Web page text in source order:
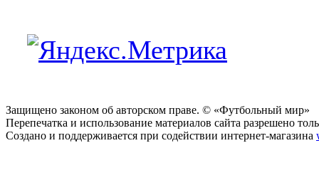
Защищено законом об авторском праве. © «Футбольный мир»
Перепечатка и использование материалов сайта разрешено
Создано и поддерживается при содействии интернет-магазина